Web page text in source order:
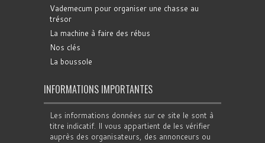
Vademecum pour organiser une chasse au
trésor
La machine à faire des rébus
Nos clés
La boussole
INFORMATIONS IMPORTANTES
Les informations données sur ce site le sont à
titre indicatif. Il vous appartient de les vérifier
auprès des organisateurs, des annonceurs ou